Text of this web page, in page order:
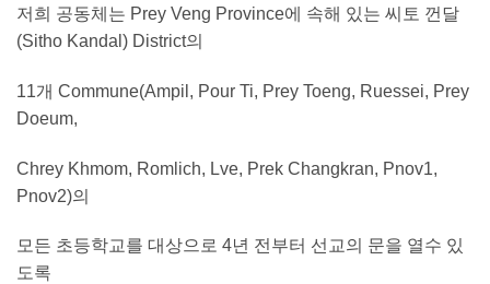
저희 공동체는 Prey Veng Province에 속해 있는 씨토 껀달
(Sitho Kandal) District의
11개 Commune(Ampil, Pour Ti, Prey Toeng, Ruessei, Prey
Doeum,
Chrey Khmom, Romlich, Lve, Prek Changkran, Pnov1,
Pnov2)의
모든 초등학교를 대상으로 4년 전부터 선교의 문을 열수 있
도록